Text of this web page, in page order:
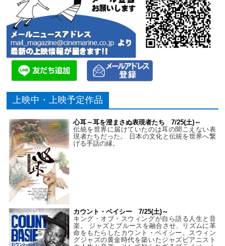
上映中・上映予定作品
心耳～耳を澄まさぬ表現者たち 7/25(土)～
伝統を世界に届けていたのは耳の聞こえない表
現者たちだった。 日本の文化と伝統を世界へ繋
げる手話の縁。
カウント・ベイシー 7/25(土)～
キング・オブ・スウィングが自ら語る人生と音
楽。 ジャズとブルースを融合させ、リズムに革
命をもたらしたカウント・ベイシー。スウィン
グジャズの黄金時代を築いたジャズピアニスト